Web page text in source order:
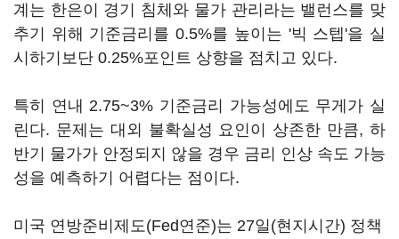
계는 한은이 경기 침체와 물가 관리라는 밸런스를 맞
추기 위해 기준금리를 0.5%를 높이는 '빅 스텝'을 실
시하기보단 0.25%포인트 상향을 점치고 있다.
특히 연내 2.75~3% 기준금리 가능성에도 무게가 실
린다. 문제는 대외 불확실성 요인이 상존한 만큼, 하
반기 물가가 안정되지 않을 경우 금리 인상 속도 가능
성을 예측하기 어렵다는 점이다.
미국 연방준비제도(Fed연준)는 27일(현지시간) 정책